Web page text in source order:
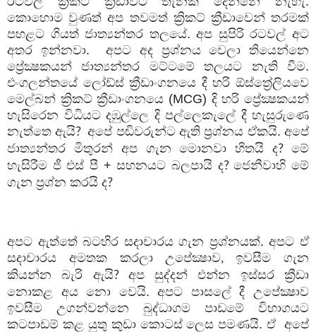
කොහොම වුණත් අප තවමත් ක්‍රිකට් ක්‍රීඩාවෙන් තරමක්
පහළට ගියත් ජාත්‍යන්තර තලයේ. අප සුපිරි රටවල් අට
අතර ඉන්නවා.
අපට අද ප්‍රශ්නය වෙලා තියෙන්නෙ
ප්‍රේක්‍ෂකයන් ජාත්‍යන්තර මට්ටමේ තලයට නැති වීම.
එංගලන්තයේ ලෝඩ්ස් ක්‍රීඩාංගනයෙ දී හරි ඕස්ත්‍රේලියවෙ
මෙල්බන් ක්‍රිකට් ක්‍රීඩාංගනයෙ (MCG) දි හරි ප්‍රේක්‍ෂකයන්
හැසිරෙන විධියට දඹුල්ලෙ දි පල්ලෙකැලේ දී හැසුරුණෙ
නැත්තෙ ඇයි? අපේ පඬිවරුන්ට ඇති ප්‍රශ්නය ඒකයි. අපේ
ජාත්‍යන්තර මිතුරන් අප ගැන මොනවා හිතයි ද?මේ
හැසිරීම ජී එස් පී + සහනයට බලපායි ද?ජෙනීවාහි මේ
ගැන ප්‍රශ්න කරයි ද?
අපට ඇත්තේ බටහිර සදාචාරය ගැන ප්‍රශ්නයක්. අපට ඒ
සදාචාරය අමතක කරලා උපේක්‍ෂාව,ඉවසීම ගැන
කියන්න බැරි ඇයි? අප සුද්දන් එන්න ඉස්සර ක්‍රීඩා
නොකළ අය නො වෙයි. අපට පාසලේ දී උපේක්‍ෂාව
ඉවසීම උගන්වන්නෙ බුද්ධාගම පාඩමේ විභාගයට
කටපාඩම් කළ යුතු කුඩා කොටස් ලෙස පමණයි. ඒ අපේ